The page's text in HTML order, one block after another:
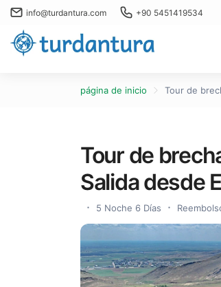
info@turdantura.com +90 5451419534
página de inicio Tour de
Tour de
Salida desde
5 Noche 6 Días